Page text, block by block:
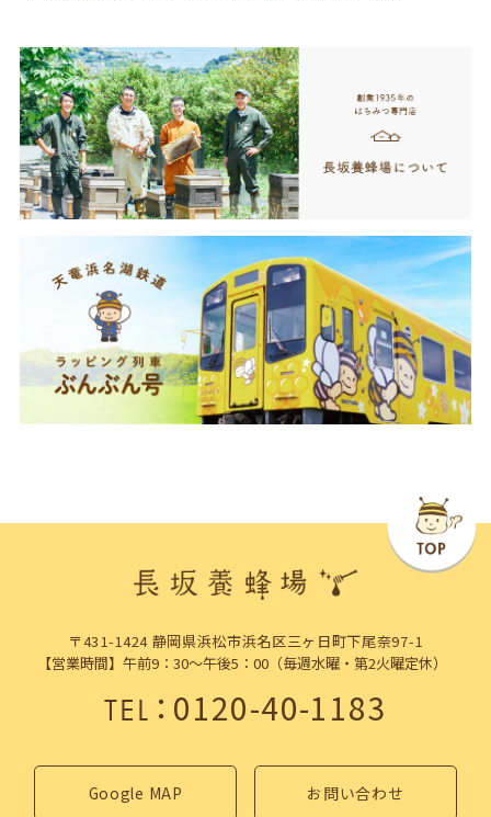
〒431-1424 静岡県浜松市浜名区三ヶ日町下尾奈97-1
【営業時間】午前9：30～午後5：00（毎週水曜・第2火曜定休）
TEL：0120-40-1183
Google MAP お問い合わせ